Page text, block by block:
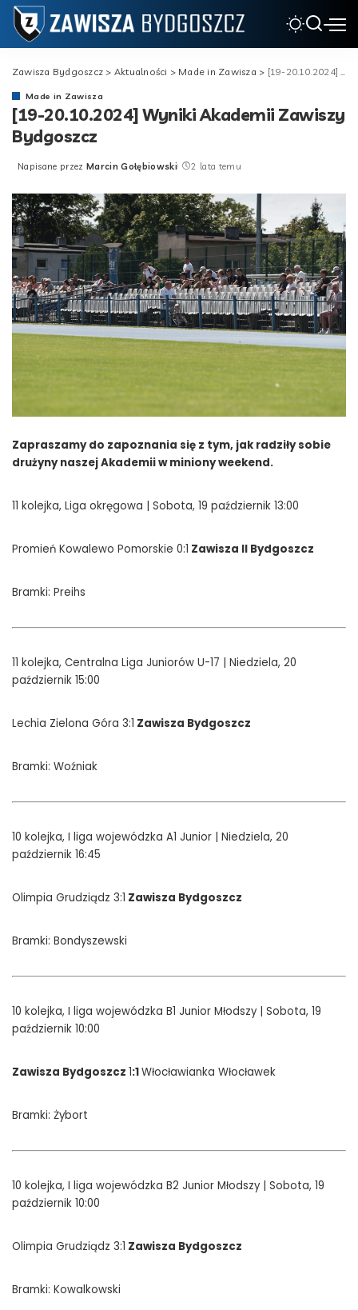
Zawisza Bydgoszcz > Aktualności > Made in Zawisza > [19-20.10.2024] Wyniki Akademii Zawiszy Bydgoszcz
Made in Zawisza
[19-20.10.2024] Wyniki Akademii Zawiszy
Bydgoszcz
Posted
Napisane przez Marcin Gołębiowski 2 lata temu
Zapraszamy do zapoznania się z tym, jak radziły sobie
drużyny naszej Akademii w miniony weekend.
11 kolejka, Liga okręgowa | Sobota, 19 październik 13:00
Promień Kowalewo Pomorskie 0:1 Zawisza II Bydgoszcz
Bramki: Preihs
11 kolejka, Centralna Liga Juniorów U-17 | Niedziela, 20
październik 15:00
Lechia Zielona Góra 3:1 Zawisza Bydgoszcz
Bramki: Woźniak
10 kolejka, I liga wojewódzka A1 Junior | Niedziela, 20
październik 16:45
Olimpia Grudziądz 3:1 Zawisza Bydgoszcz
Bramki: Bondyszewski
10 kolejka, I liga wojewódzka B1 Junior Młodszy | Sobota, 19
październik 10:00
Zawisza Bydgoszcz 1:1Włocławianka Włocławek
Bramki: Żybort
10 kolejka, I liga wojewódzka B2 Junior Młodszy | Sobota, 19
październik 10:00
Olimpia Grudziądz 3:1 Zawisza Bydgoszcz
Bramki: Kowalkowski